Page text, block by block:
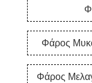
Φάρος
Φάρος